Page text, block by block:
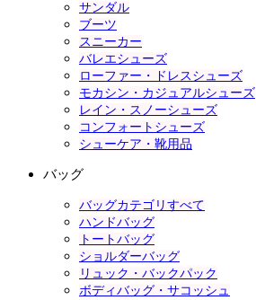
サンダル
ブーツ
スニーカー
バレエシューズ
ローファー・ドレスシューズ
モカシン・カジュアルシューズ
レイン・スノーシューズ
コンフォートシューズ
シューケア・靴用品
バッグ
バッグカテゴリすべて
ハンドバッグ
トートバッグ
ショルダーバッグ
リュック・バックパック
ボディバッグ・サコッシュ